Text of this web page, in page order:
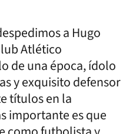
a Hugo
Atlético
de una época, ídolo
y exquisito defensor
títulos en la
importante es que